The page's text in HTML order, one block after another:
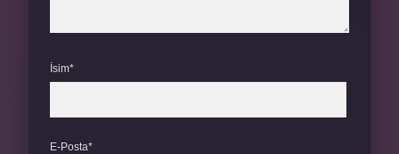
İsim*
E-Posta*